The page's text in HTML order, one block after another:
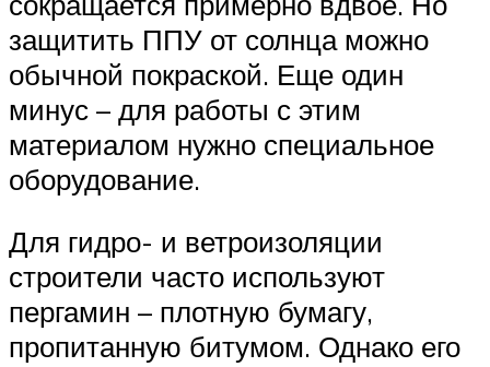
защитить ППУ от солнца можно
обычной покраской. Еще один
минус – для работы с этим
материалом нужно специальное
оборудование.
Для гидро- и ветроизоляции
строители часто используют
пергамин – плотную бумагу,
пропитанную битумом. Однако его